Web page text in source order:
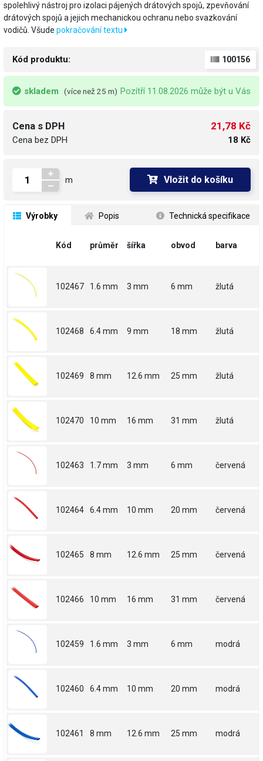
spolehlivý nástroj pro izolaci pájených drátových spojů, zpevňování
drátových spojů a jejich mechanickou ochranu nebo svazkování
vodičů. Všude pokračování textu
Kód produktu: 100156
skladem (více než 25 m) Pozítří 11.08.2026 může být u Vás
Cena s DPH
Cena bez DPH
21,78 Kč
18 Kč
m Vložit do košíku
Výrobky Popis Technická specifikace
Kód průměr šířka obvod barva
102467 1.6 mm 3 mm 6 mm žlutá
102468 6.4 mm 9 mm 18 mm žlutá
102469 8 mm 12.6 mm 25 mm žlutá
102470 10 mm 16 mm 31 mm žlutá
102463 1.7 mm 3 mm 6 mm červená
102464 6.4 mm 10 mm 20 mm červená
102465 8 mm 12.6 mm 25 mm červená
102466 10 mm 16 mm 31 mm červená
102459 1.6 mm 3 mm 6 mm modrá
102460 6.4 mm 10 mm 20 mm modrá
102461 8 mm 12.6 mm 25 mm modrá